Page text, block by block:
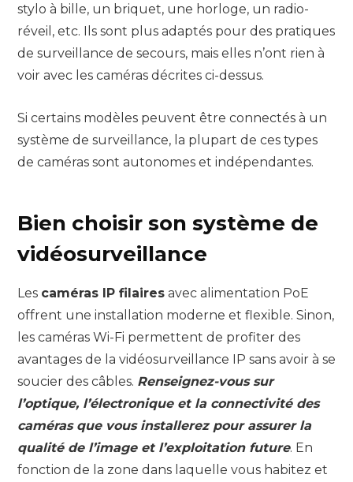
stylo à bille, un briquet, une horloge, un radio-
réveil, etc. Ils sont plus adaptés pour des pratiques
de surveillance de secours, mais elles n’ont rien à
voir avec les caméras décrites ci-dessus.
Si certains modèles peuvent être connectés à un
système de surveillance, la plupart de ces types
de caméras sont autonomes et indépendantes.
Bien choisir son système de
vidéosurveillance
Les caméras IP filaires avec alimentation PoE
offrent une installation moderne et flexible. Sinon,
les caméras Wi-Fi permettent de profiter des
avantages de la vidéosurveillance IP sans avoir à se
soucier des câbles. Renseignez-vous sur
l’optique, l’électronique et la connectivité des
caméras que vous installerez pour assurer la
qualité de l’image et l’exploitation future. En
fonction de la zone dans laquelle vous habitez et